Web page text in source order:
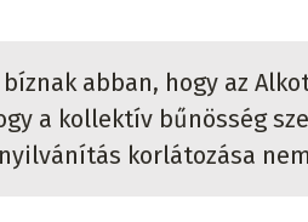
abban, hogy az
a kollektív bűnösség
korlátozása